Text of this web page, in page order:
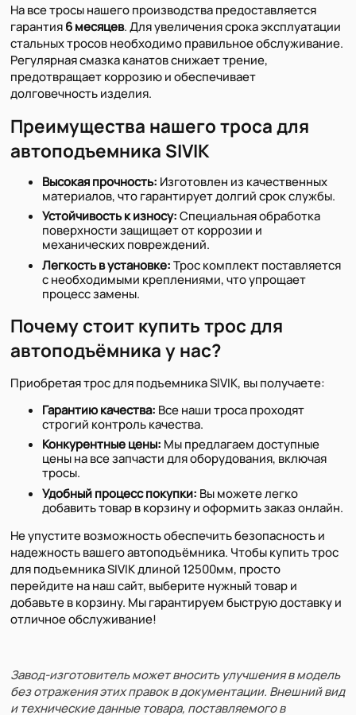
На все тросы нашего производства предоставляется
гарантия6 месяцев. Для увеличения срока эксплуатации
стальных тросов необходимо правильное обслуживание.
Регулярная смазка канатов снижает трение,
предотвращает коррозию и обеспечивает
долговечность изделия.
Преимущества нашего троса для
автоподъемника SIVIK
Высокая прочность: Изготовлен из качественных
материалов, что гарантирует долгий срок службы.
Устойчивость к износу:Специальная обработка
поверхности защищает от коррозии и
механических повреждений.
Легкость в установке:Трос комплект поставляется
с необходимыми креплениями, что упрощает
процесс замены.
Почему стоит купить трос для
автоподъёмника у нас?
Приобретая трос для подъемника SIVIK, вы получаете:
Гарантию качества: Все наши троса проходят
строгий контроль качества.
Конкурентные цены: Мы предлагаем доступные
цены на все запчасти для оборудования, включая
тросы.
Удобный процесс покупки: Вы можете легко
добавить товар в корзину и оформить заказ онлайн.
Не упустите возможность обеспечить безопасность и
надежность вашего автоподъёмника. Чтобы купить трос
для подъемника SIVIK длиной 12500мм, просто
перейдите на наш сайт, выберите нужный товар и
добавьте в корзину. Мы гарантируем быструю доставку и
отличное обслуживание!
Завод-изготовитель может вносить улучшения в модель
без отражения этих правок в документации. Внешний вид
и технические данные товара, поставляемого в